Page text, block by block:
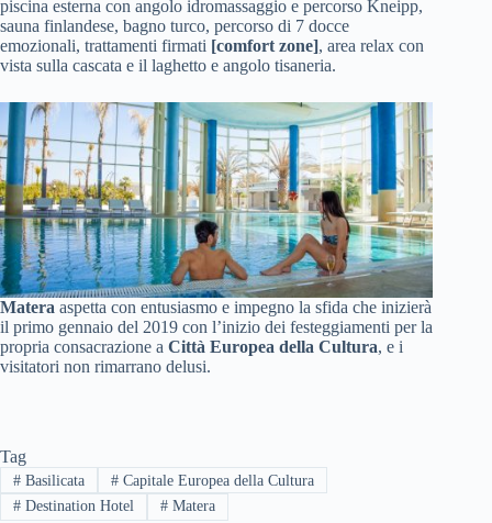
piscina esterna con angolo idromassaggio e percorso Kneipp,
sauna finlandese, bagno turco, percorso di 7 docce
emozionali, trattamenti firmati [comfort zone], area relax con
vista sulla cascata e il laghetto e angolo tisaneria.
Matera aspetta con entusiasmo e impegno la sfida che inizierà
il primo gennaio del 2019 con l’inizio dei festeggiamenti per la
propria consacrazione a Città Europea della Cultura, e i
visitatori non rimarrano delusi.
Tag
#Basilicata #Capitale Europea della Cultura
#Destination Hotel #Matera